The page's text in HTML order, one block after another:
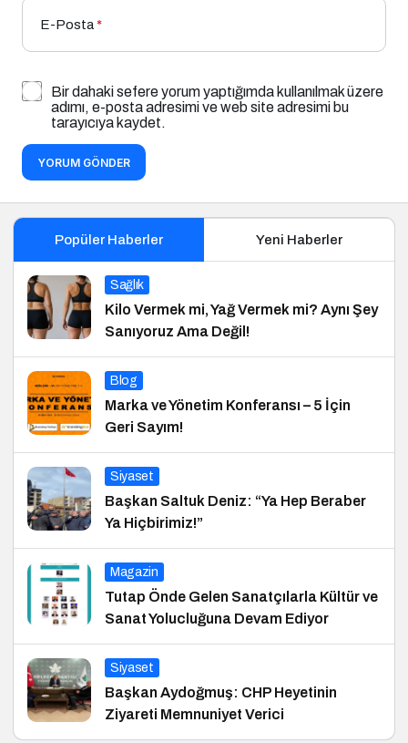
E-Posta*
Bir dahaki sefere yorum yaptığımda kullanılmak üzere
adımı, e-posta adresimi ve web site adresimi bu
tarayıcıya kaydet.
YORUM GÖNDER
Popüler Haberler Yeni Haberler
Sağlık
Kilo Vermek mi, Yağ Vermek mi? Aynı Şey
Sanıyoruz Ama Değil!
Blog
Marka ve Yönetim Konferansı – 5 İçin
Geri Sayım!
Siyaset
Başkan Saltuk Deniz: “Ya Hep Beraber
Ya Hiçbirimiz!”
Magazin
Tutap Önde Gelen Sanatçılarla Kültür ve
Sanat Yolucluğuna Devam Ediyor
Siyaset
Başkan Aydoğmuş: CHP Heyetinin
Ziyareti Memnuniyet Verici